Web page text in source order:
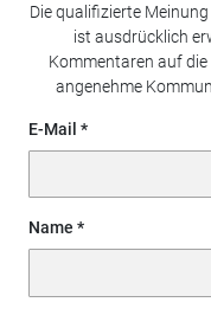
Die qualifizierte
ist ausdrücklich
Kommentaren auf die
angenehme
E-Mail
Name